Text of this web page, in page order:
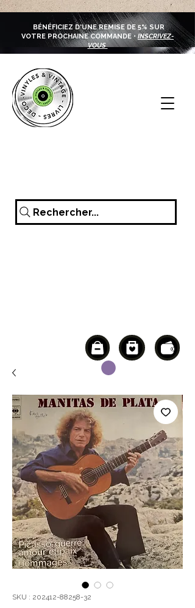
BÉNÉFICIEZ D'UNE REMISE DE 5% SUR
VOTRE PROCHAINE COMMANDE • INSCRIVEZ-
VOUS
Rechercher...
SKU : 202412-88258-32